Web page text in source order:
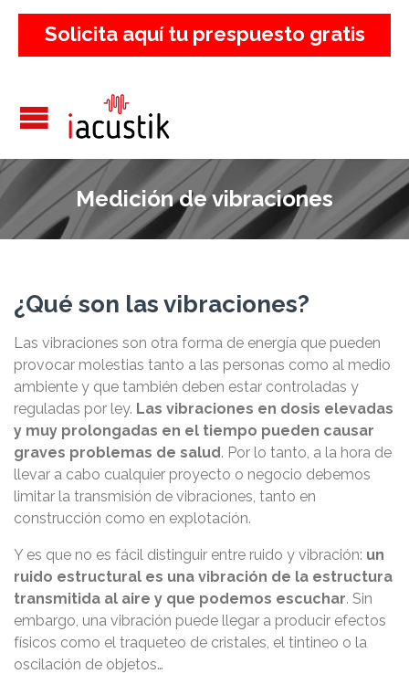
Solicita aquí tu prespuesto gratis
Medición de vibraciones
¿Qué son las vibraciones?
Las vibraciones son otra forma de energía que pueden
provocar molestias tanto a las personas como al medio
ambiente y que también deben estar controladas y
reguladas por ley. Las vibraciones en dosis elevadas
y muy prolongadas en el tiempo pueden causar
graves problemas de salud. Por lo tanto, a la hora de
llevar a cabo cualquier proyecto o negocio debemos
limitar la transmisión de vibraciones, tanto en
construcción como en explotación.
Y es que no es fácil distinguir entre ruido y vibración: un
ruido estructural es una vibración de la estructura
transmitida al aire y que podemos escuchar. Sin
embargo, una vibración puede llegar a producir efectos
físicos como el traqueteo de cristales, el tintineo o la
oscilación de objetos…